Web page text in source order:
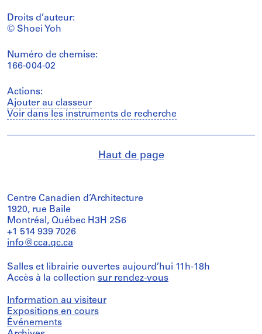
Droits d’auteur:
© Shoei Yoh
Numéro de chemise:
166-004-02
Actions:
Ajouter au classeur
Voir dans les instruments de recherche
Haut de page
Centre Canadien d’Architecture
1920, rue Baile
Montréal, Québec H3H 2S6
+1 514 939 7026
info@cca.qc.ca
Salles et librairie ouvertes aujourd’hui 11h-18h
Accès à la collection sur rendez-vous
Information au visiteur
Expositions en cours
Événements